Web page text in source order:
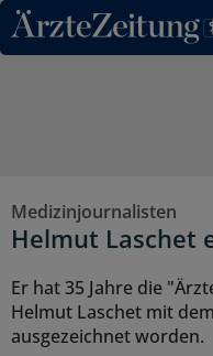
Direkt zum Inhaltsbereich
Medizinjournalisten
Helmut Laschet
Er hat 35 Jahre die
Helmut Laschet mit
ausgezeichnet worden.